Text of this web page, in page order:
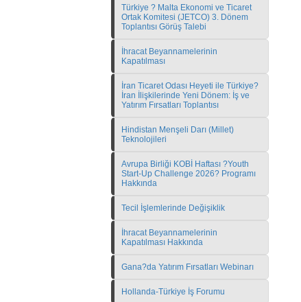
Türkiye ? Malta Ekonomi ve Ticaret
Ortak Komitesi (JETCO) 3. Dönem
Toplantısı Görüş Talebi
İhracat Beyannamelerinin
Kapatılması
İran Ticaret Odası Heyeti ile Türkiye?
İran İlişkilerinde Yeni Dönem: İş ve
Yatırım Fırsatları Toplantısı
Hindistan Menşeli Darı (Millet)
Teknolojileri
Avrupa Birliği KOBİ Haftası ?Youth
Start-Up Challenge 2026? Programı
Hakkında
Tecil İşlemlerinde Değişiklik
İhracat Beyannamelerinin
Kapatılması Hakkında
Gana?da Yatırım Fırsatları Webinarı
Hollanda-Türkiye İş Forumu